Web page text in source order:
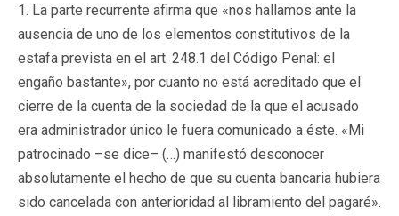
1. La parte recurrente afirma que «nos hallamos ante la
ausencia de uno de los elementos constitutivos de la
estafa prevista en el art. 248.1 del Código Penal: el
engaño bastante», por cuanto no está acreditado que el
cierre de la cuenta de la sociedad de la que el acusado
era administrador único le fuera comunicado a éste. «Mi
patrocinado –se dice– (…) manifestó desconocer
absolutamente el hecho de que su cuenta bancaria hubiera
sido cancelada con anterioridad al libramiento del pagaré».